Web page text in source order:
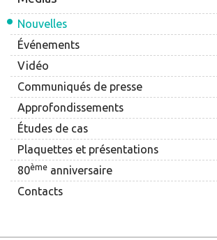
Nouvelles
Événements
Vidéo
Communiqués de presse
Approfondissements
Études de cas
Plaquettes et présentations
80ème anniversaire
Contacts